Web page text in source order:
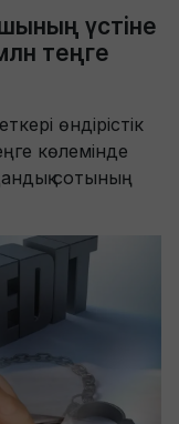
үстіне
теңге
өндірістік
көлемінде
сотының